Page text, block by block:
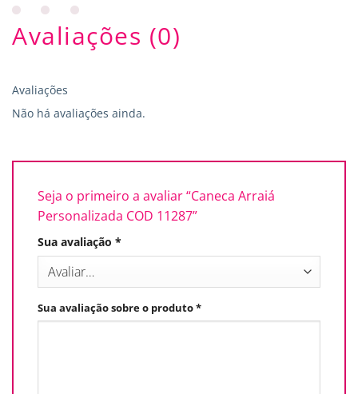
Avaliações (0)
Avaliações
Não há avaliações ainda.
Seja o primeiro a avaliar “Caneca Arraiá
Personalizada COD 11287”
Sua avaliação *
Sua avaliação sobre o produto*